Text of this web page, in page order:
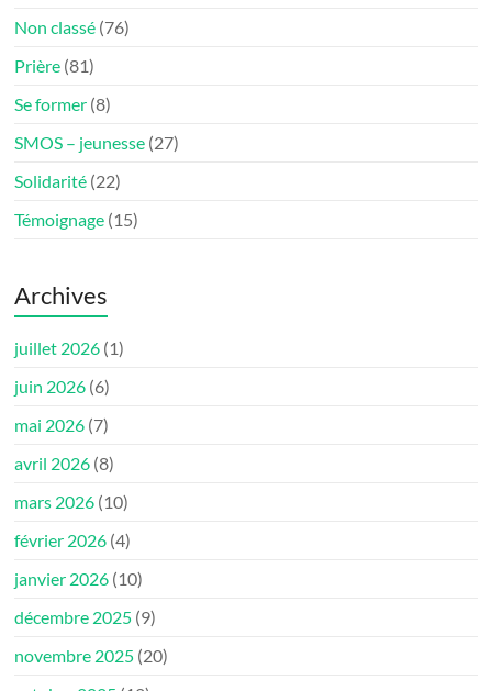
Non classé (76)
Prière (81)
Se former (8)
SMOS – jeunesse (27)
Solidarité (22)
Témoignage (15)
Archives
juillet 2026 (1)
juin 2026 (6)
mai 2026 (7)
avril 2026 (8)
mars 2026 (10)
février 2026 (4)
janvier 2026 (10)
décembre 2025 (9)
novembre 2025 (20)